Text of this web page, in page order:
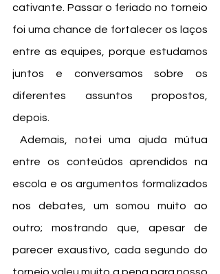
cativante. Passar o feriado no torneio
foi uma chance de fortalecer os laços
entre as equipes, porque estudamos
juntos e conversamos sobre os
diferentes assuntos propostos,
depois.
entre os conteúdos aprendidos na
escola e os argumentos formalizados
nos debates, um somou muito ao
outro; mostrando que, apesar de
parecer exaustivo, cada segundo do